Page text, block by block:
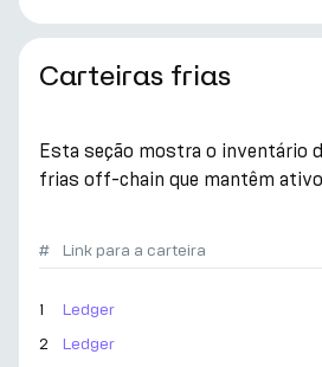
Carteiras frias
Esta seção mostra o inventário
frias off-chain que mantêm
# Link para a carteira
1 Ledger
2
Ledger